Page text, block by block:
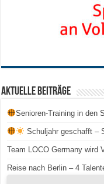
Aktuelle Beiträge
Senioren-Training in den
Schuljahr geschafft –
Team LOCO Germany wird
Reise nach Berlin – 4